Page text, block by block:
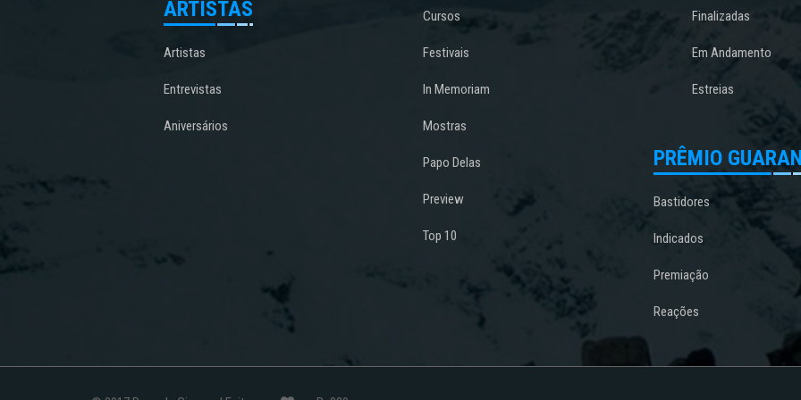
ARTISTAS
Artistas
Entrevistas
Aniversários
Cursos
Festivais
In Memoriam
Mostras
Papo Delas
Preview
Top 10
Finalizadas
Em Andamento
Estreias
PRÊMIO
Bastidores
Indicados
Premiação
Reações